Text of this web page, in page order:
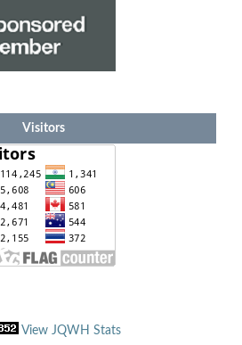
Visitors
View JQWH Stats